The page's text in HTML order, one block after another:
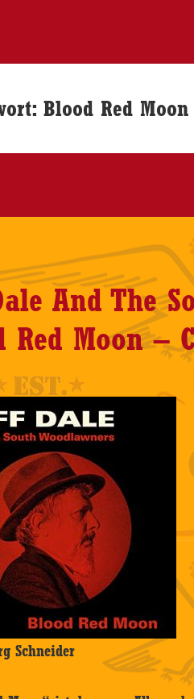
Blood Red Moon
And The
Red Moon –
Schneider